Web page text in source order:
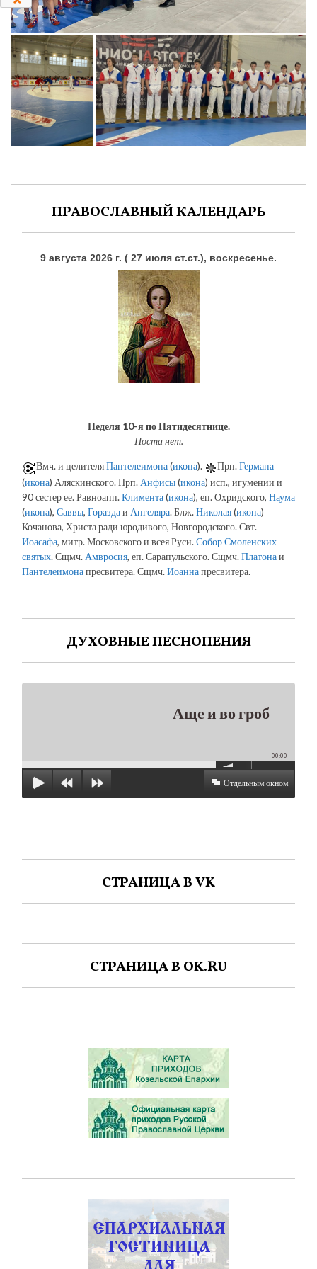
ПРАВОСЛАВНЫЙ КАЛЕНДАРЬ
9 августа 2026 г. ( 27 июля ст.ст.), воскресенье.
Неделя 10-я по Пятидесятнице.
Поста нет.
Вмч. и целителяПантелеимона(икона). Прп.Германа
(икона) Аляскинского. Прп.Анфисы(икона) исп., игумении и
90 сестер ее. Равноапп.Климента(икона), еп. Охридского, Наума
(икона), Саввы, Гораздаи Ангеляра. Блж.Николая(икона)
Кочанова, Христа ради юродивого, Новгородского. Свт.
Иоасафа, митр. Московского и всея Руси.Собор Смоленских
святых. Сщмч.Амвросия, еп. Сарапульского. Сщмч.Платонаи
Пантелеимонапресвитера. Сщмч.Иоаннапресвитера.
ДУХОВНЫЕ ПЕСНОПЕНИЯ
Аще и во гроб
00:00
Отдельным окном
СТРАНИЦА В VK
СТРАНИЦА В OK.RU